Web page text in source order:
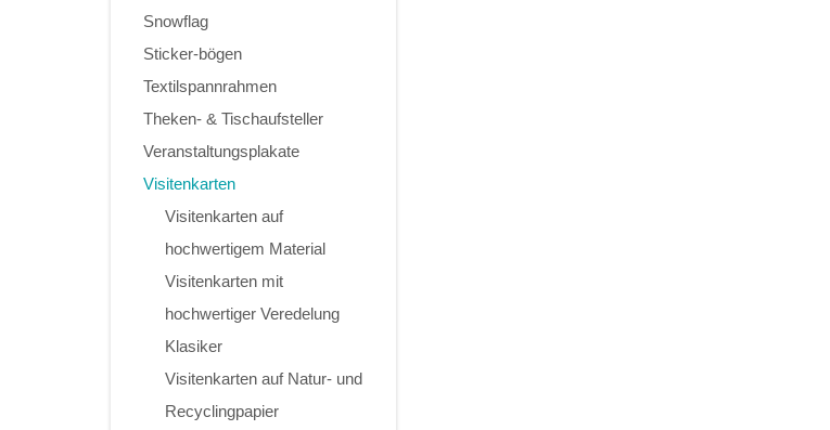
Snowflag
Sticker-bögen
Textilspannrahmen
Theken- & Tischaufsteller
Veranstaltungsplakate
Visitenkarten
Visitenkarten auf
hochwertigem Material
Visitenkarten mit
hochwertiger Veredelung
Klasiker
Visitenkarten auf Natur- und
Recyclingpapier